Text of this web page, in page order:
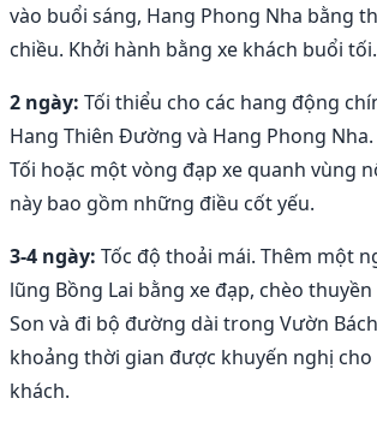
vào buổi sáng, Hang Phong Nha bằng
chiều. Khởi hành bằng xe khách buổi
2 ngày: Tối thiểu cho các hang động
Hang Thiên Đường và Hang Phong
Tối hoặc một vòng đạp xe quanh vùng
này bao gồm những điều cốt yếu.
3-4 ngày: Tốc độ thoải mái. Thêm một
lũng Bồng Lai bằng xe đạp, chèo
Son và đi bộ đường dài trong Vườn
khoảng thời gian được khuyến nghị
khách.